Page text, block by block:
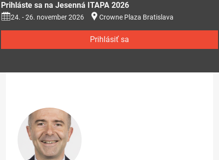
Prihláste sa na Jesenná ITAPA 2026
24. - 26. november 2026 Crowne Plaza Bratislava
Prihlásiť sa